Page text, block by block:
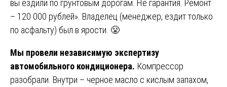
вы ездили по грунтовым дорогам. Не гарантия. Ремонт
– 120 000 рублей». Владелец (менеджер, ездит только
по асфальту) был в ярости. 😤
Мы провели независимую экспертизу
автомобильного кондиционера. Компрессор
разобрали. Внутри – черное масло с кислым запахом,